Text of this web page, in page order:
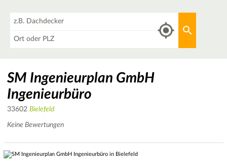
SM Ingenieurplan GmbH
Ingenieurbüro
33602 Bielefeld
Keine Bewertungen